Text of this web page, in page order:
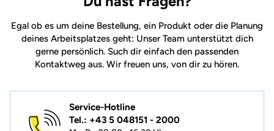
Egal ob es um deine Bestellung, ein Produkt oder die Planung
deines Arbeitsplatzes geht: Unser Team unterstützt dich
gerne persönlich. Such dir einfach den passenden
Kontaktweg aus. Wir freuen uns, von dir zu hören.
Service-Hotline
Tel.: +43 5 048151 - 2000